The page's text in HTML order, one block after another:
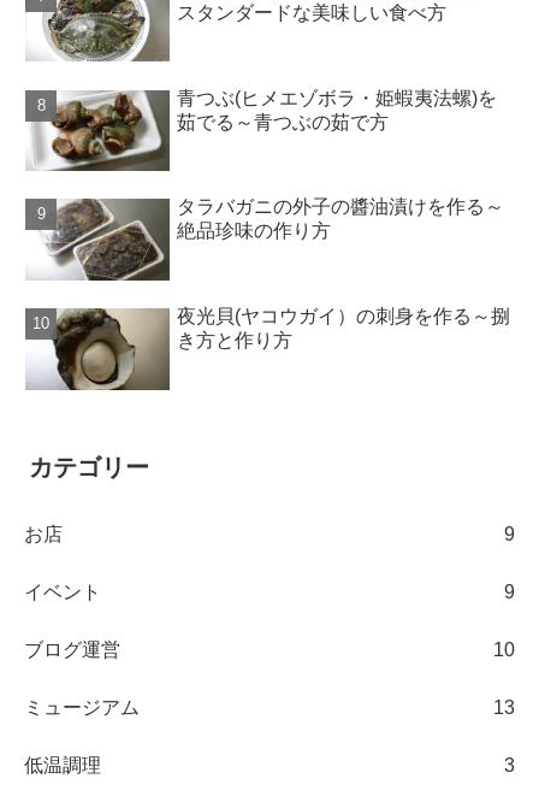
スタンダードな美味しい食べ方
青つぶ(ヒメエゾボラ・姫蝦夷法螺)を
茹でる～青つぶの茹で方
タラバガニの外子の醬油漬けを作る～
絶品珍味の作り方
夜光貝(ヤコウガイ）の刺身を作る～捌
き方と作り方
カテゴリー
お店 9
イベント 9
ブログ運営 10
ミュージアム 13
低温調理 3